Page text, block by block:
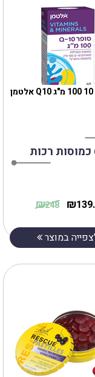
₪
248
₪
במוצר